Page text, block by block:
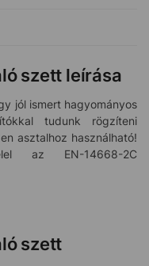
szett leírása
jól ismert hagyományos
tudunk rögzíteni
asztalhoz használható!
az EN-14668-2C
szett